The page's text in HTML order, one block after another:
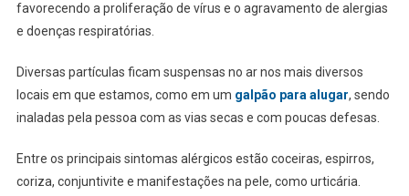
favorecendo a proliferação de vírus e o agravamento de alergias
e doenças respiratórias.
Diversas partículas ficam suspensas no ar nos mais diversos
locais em que estamos, como em um galpão para alugar, sendo
inaladas pela pessoa com as vias secas e com poucas defesas.
Entre os principais sintomas alérgicos estão coceiras, espirros,
coriza, conjuntivite e manifestações na pele, como urticária.